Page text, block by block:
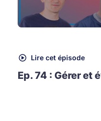
Lire cet épisode
Ep. 74 : Gérer et